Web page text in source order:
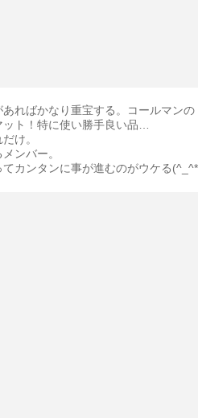
ればかなり重宝する。コールマンの
ト！特に使い勝手良い品…
け。
ンバー。
カンタンに事が進むのがウケる